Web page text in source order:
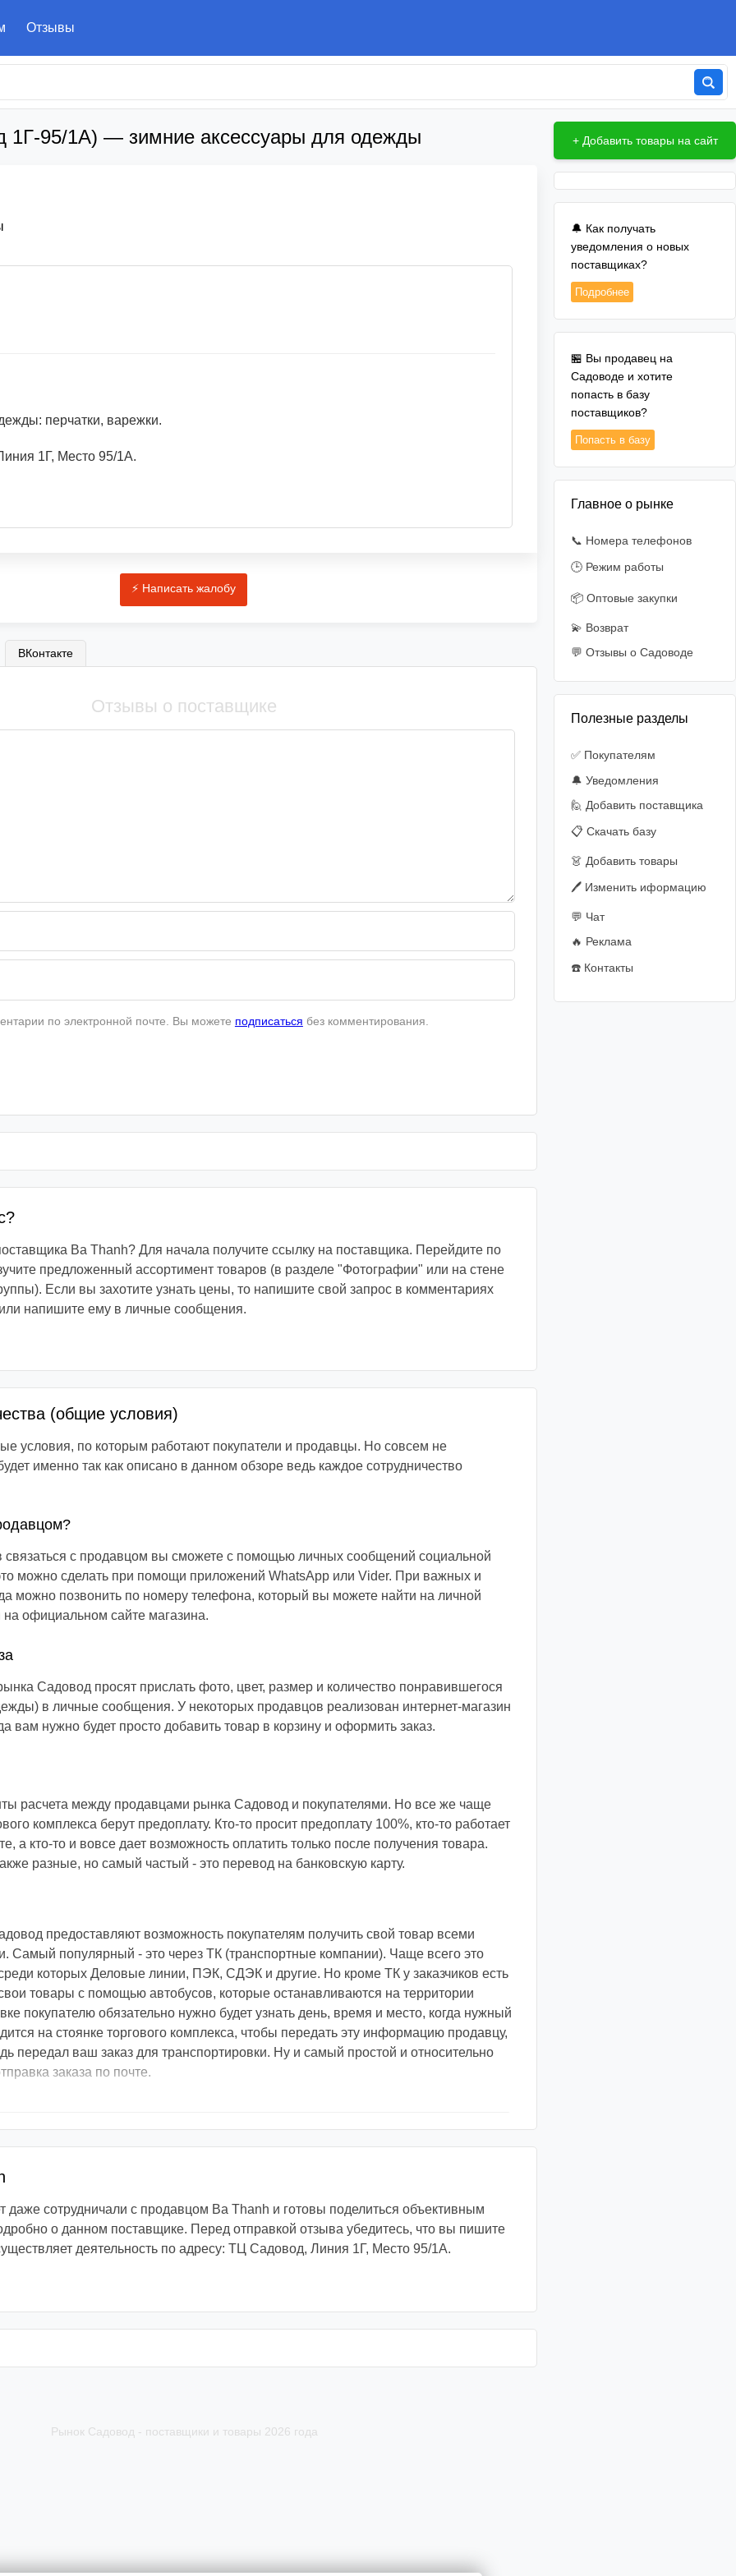
Отзывы
1Г-95/1А) — зимние аксессуары для одежды
перчатки, варежки.
1Г, Место 95/1A.
ВКонтакте
Отзывы о поставщике
по электронной почте. Вы можете подписаться без комментирования.
Ba Thanh? Для начала получите ссылку на поставщика. Перейдите по
предложенный ассортимент товаров (в разделе "Фотографии" или на стене
Если вы захотите узнать цены, то напишите свой запрос в комментариях
напишите ему в личные сообщения.
(общие условия)
условия, по которым работают покупатели и продавцы. Но совсем не
именно так как описано в данном обзоре ведь каждое сотрудничество
связаться с продавцом вы сможете с помощью личных сообщений социальной
можно сделать при помощи приложений WhatsApp или Vider. При важных и
можно позвонить по номеру телефона, который вы можете найти на личной
официальном сайте магазина.
Садовод просят прислать фото, цвет, размер и количество понравившегося
в личные сообщения. У некоторых продавцов реализован интернет-магазин
вам нужно будет просто добавить товар в корзину и оформить заказ.
расчета между продавцами рынка Садовод и покупателями. Но все же чаще
комплекса берут предоплату. Кто-то просит предоплату 100%, кто-то работает
а кто-то и вовсе дает возможность оплатить только после получения товара.
разные, но самый частый - это перевод на банковскую карту.
предоставляют возможность покупателям получить свой товар всеми
Самый популярный - это через ТК (транспортные компании). Чаще всего это
которых Деловые линии, ПЭК, СДЭК и другие. Но кроме ТК у заказчиков есть
товары с помощью автобусов, которые останавливаются на территории
покупателю обязательно нужно будет узнать день, время и место, когда нужный
на стоянке торгового комплекса, чтобы передать эту информацию продавцу,
передал ваш заказ для транспортировки. Ну и самый простой и относительно
заказа по почте.
сотрудничали с продавцом Ba Thanh и готовы поделиться объективным
о данном поставщике. Перед отправкой отзыва убедитесь, что вы пишите
деятельность по адресу: ТЦ Садовод, Линия 1Г, Место 95/1A.
+ Добавить товары на сайт
🔔 Как получать
уведомления о новых
поставщиках?
Подробнее
🏪 Вы продавец на
Садоводе и хотите
попасть в базу
поставщиков?
Попасть в базу
Главное о рынке
📞 Номера телефонов
🕒 Режим работы
📦 Оптовые закупки
💫 Возврат
💬 Отзывы о Садоводе
Полезные разделы
✅ Покупателям
🔔 Уведомления
🙋‍️ Добавить поставщика
📋 Скачать базу
👗 Добавить товары
🖊️ Изменить иформацию
💬 Чат
🔥 Реклама
☎️ Контакты
Рынок Садовод - поставщики и товары 2026 года